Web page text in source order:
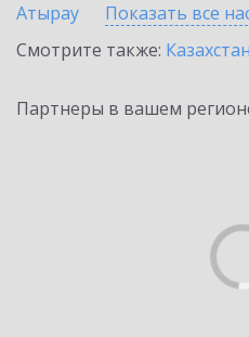
Атырау
Показать все
Смотрите также: Казахстан
Партнеры в вашем